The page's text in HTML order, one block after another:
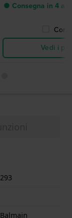
● Consegna in 4 a
Vedi i